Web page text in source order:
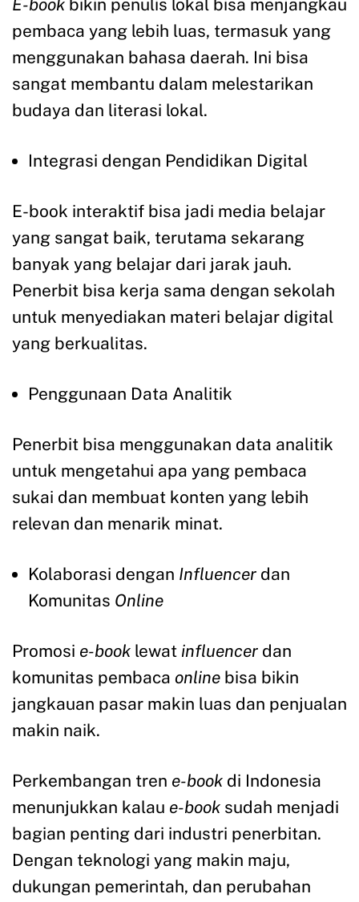
E-book bikin penulis lokal bisa menjangkau
pembaca yang lebih luas, termasuk yang
menggunakan bahasa daerah. Ini bisa
sangat membantu dalam melestarikan
budaya dan literasi lokal.
Integrasi dengan Pendidikan Digital
E-book interaktif bisa jadi media belajar
yang sangat baik, terutama sekarang
banyak yang belajar dari jarak jauh.
Penerbit bisa kerja sama dengan sekolah
untuk menyediakan materi belajar digital
yang berkualitas.
Penggunaan Data Analitik
Penerbit bisa menggunakan data analitik
untuk mengetahui apa yang pembaca
sukai dan membuat konten yang lebih
relevan dan menarik minat.
Kolaborasi dengan Influencer dan
Komunitas Online
Promosi e-book lewat influencer dan
komunitas pembaca online bisa bikin
jangkauan pasar makin luas dan penjualan
makin naik.
Perkembangan tren e-book di Indonesia
menunjukkan kalau e-book sudah menjadi
bagian penting dari industri penerbitan.
Dengan teknologi yang makin maju,
dukungan pemerintah, dan perubahan